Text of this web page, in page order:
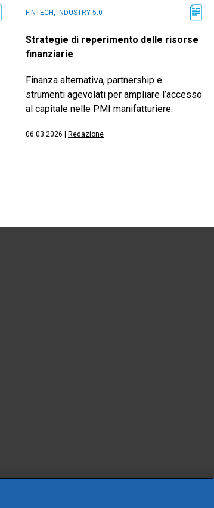
FINTECH, INDUSTRY 5.0
Strategie di reperimento delle risorse
finanziarie
Finanza alternativa, partnership e
strumenti agevolati per ampliare l’accesso
al capitale nelle PMI manifatturiere.
06.03.2026 Redazione